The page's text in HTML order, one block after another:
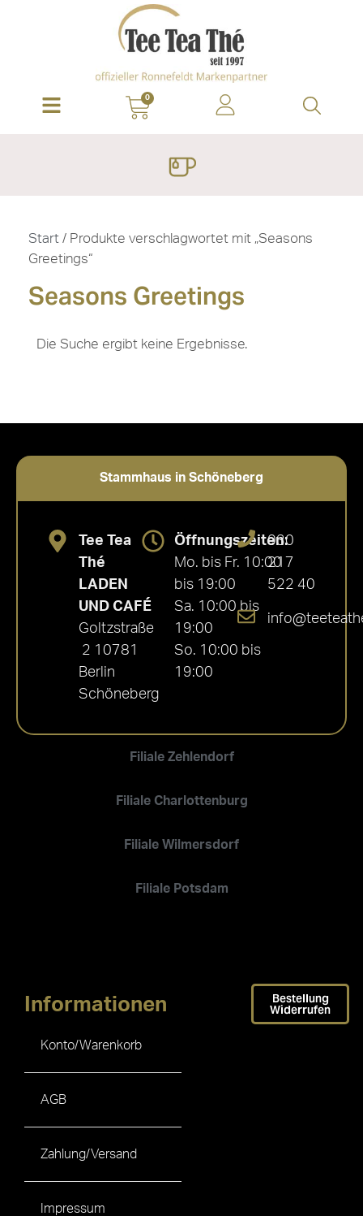
0
Start / Produkte verschlagwortet mit „Seasons
Greetings“
Seasons Greetings
Die Suche ergibt keine Ergebnisse.
Stammhaus in Schöneberg
Filiale Zehlendorf
Filiale Charlottenburg
Filiale Wilmersdorf
Filiale Potsdam
Tee Tea
Thé
LADEN
UND CAFÉ
Goltzstraße
2 10781
Berlin
Schöneberg
Öffnungszeiten:
Mo. bis Fr. 10:00
bis 19:00
Sa. 10:00 bis
19:00
So. 10:00 bis
19:00
030
217
522 40
Informationen
Konto/Warenkorb
AGB
Zahlung/Versand
Impressum
Bestellung
Widerrufen